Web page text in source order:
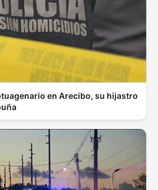
en Arecibo, su hijastro